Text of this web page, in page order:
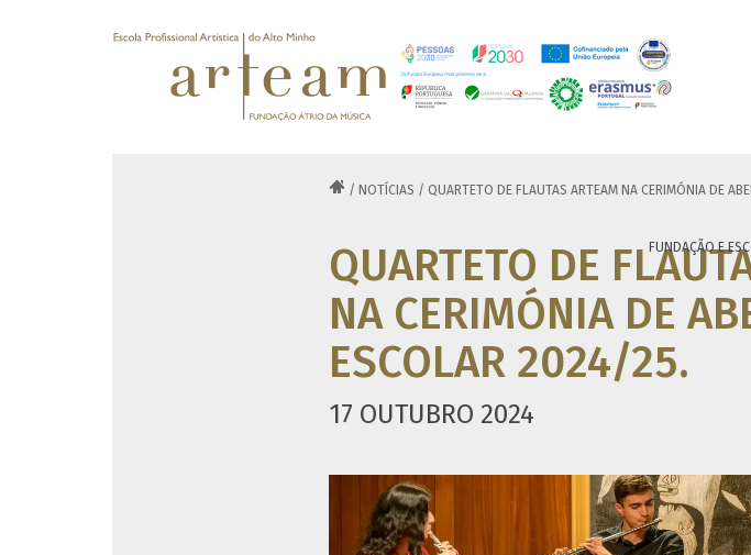
FUNDAÇÃO E
 / NOTÍCIAS / QUARTETO DE FLAUTAS ARTEAM NA CERIMÓNIA DE
QUARTETO DE
NA CERIMÓNIA DE
ESCOLAR 2024/25.
17 OUTUBRO 2024